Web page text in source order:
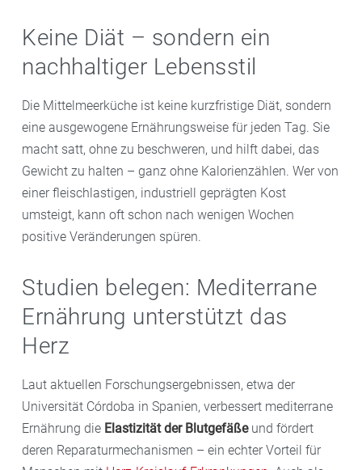
Keine Diät – sondern ein
nachhaltiger Lebensstil
Die Mittelmeerküche ist keine kurzfristige Diät, sondern
eine ausgewogene Ernährungsweise für jeden Tag. Sie
macht satt, ohne zu beschweren, und hilft dabei, das
Gewicht zu halten – ganz ohne Kalorienzählen. Wer von
einer fleischlastigen, industriell geprägten Kost
umsteigt, kann oft schon nach wenigen Wochen
positive Veränderungen spüren.
Studien belegen: Mediterrane
Ernährung unterstützt das
Herz
Laut aktuellen Forschungsergebnissen, etwa der
Universität Córdoba in Spanien, verbessert mediterrane
Ernährung die Elastizität der Blutgefäßeund fördert
deren Reparaturmechanismen – ein echter Vorteil für